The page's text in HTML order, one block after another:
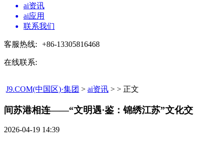
ai资讯
ai应用
联系我们
客服热线: +86-13305816468
在线联系:
J9.COM(中国区)·集团 > ai资讯 > > 正文
间苏港相连——“文明遇·鉴：锦绣江苏”文化交​
2026-04-19 14:39